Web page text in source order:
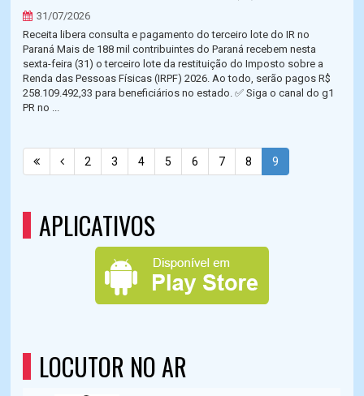
31/07/2026
Receita libera consulta e pagamento do terceiro lote do IR no
Paraná Mais de 188 mil contribuintes do Paraná recebem nesta
sexta-feira (31) o terceiro lote da restituição do Imposto sobre a
Renda das Pessoas Físicas (IRPF) 2026. Ao todo, serão pagos R$
258.109.492,33 para beneficiários no estado. ✅ Siga o canal do g1
PR no ...
2 3 4 5 6 7 8 9
APLICATIVOS
LOCUTOR NO AR